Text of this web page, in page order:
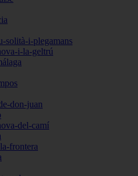
solità-i-plegamans
i-la-geltrú
don-juan
del-camí
frontera